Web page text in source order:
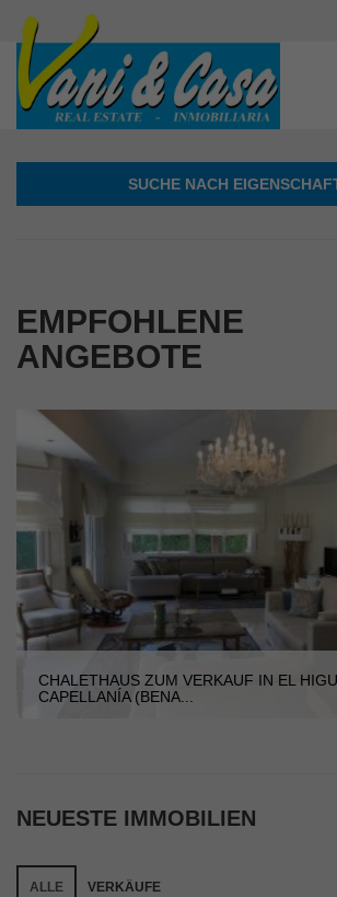
SUCHE NACH
EMPFOHLENE
ANGEBOTE
CHALETHAUS ZUM VERKAUF IN EL
CAPELLANÍA (BENA...
NEUESTE IMMOBILIEN
ALLE VERKÄUFE